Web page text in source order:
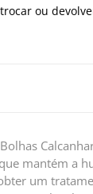
ou
mantém a
um